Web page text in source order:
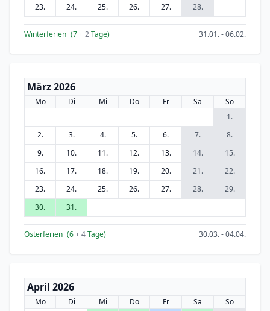
23.
24. 25. 26. 27. 28.
Winterferien (7+ 2Tage) 31.01. - 06.02.
März 2026
Mo Di Mi Do Fr Sa
So
1.
2.
3. 4. 5. 6. 7.
8.
9.
10. 11. 12. 13. 14.
15.
16.
17. 18. 19. 20. 21.
22.
23.
24. 25. 26. 27. 28.
29.
30.
31.
Osterferien (6+ 4Tage) 30.03. - 04.04.
April 2026
Mo Di Mi Do Fr Sa
So